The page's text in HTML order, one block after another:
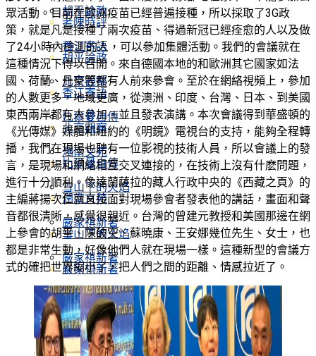
胡平論政
香江寄語
北京觀察
比爾曼自傳
潤南文苑
雪山下的火焰
嚴家祺新著
嚴家祺新著
老魏論天下
六四專欄
老陳時評
胡平論政
香江寄語
北京觀察
比爾曼自傳
潤南文苑
雪山下的火焰
嚴家祺新著
嚴家祺新著
老魏論天下
眾活動。目前在歐洲疫苗已經普遍接種，所以採取了3G政
策，就是凡是接種了兩次疫苗、得過新冠已經痊愈的人以及做
了24小時內檢測的人，可以參加集體活動。我們的會議就在
這種情況下得以召開。來自德國本地的和歐洲其它國家如法
國、荷蘭、丹麥等都有人前來參會。至於在網絡視頻上，參加
的人數更多，地域更廣，從澳洲、印度、台灣、日本、到美國
東西兩岸都有人參加，並且發表演講。本次會議得到華盛頓的
《光傳媒》媒體和紐約的《明鏡》電視台的支持，能夠全程轉
播，我們在現場也聘有一位影視的技術人員，所以會議上的發
言，是現場和網絡相互交叉連接的，在技術上沒有什麽問題，
進行十分順利。像達蘭薩拉的藏人行政中央的《西藏之頁》的
主編蔣揚次仁就直接面對現場參會者發表他的講話，畫面和聲
音都很清晰，感覺很親近。台灣的曾建元教授和美國那邊在網
上參會的胡平、陳破空、蘇曉康、王安娜幾位先生、女士，也
都是非常生動，好像他們人就在現場一樣。這種新型的會議方
式的確把世界縮小了，把人們之間的距離、情感拉近了。